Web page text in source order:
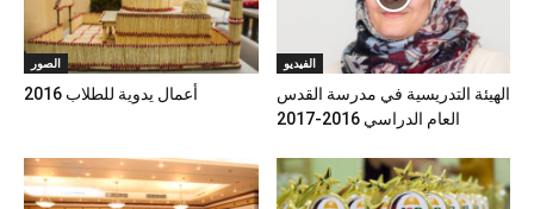
الصور
أعمال يدوية للطلاب 2016
الفيديو
الهيئة التدريسية في مدرسة القدس
العام الدراسي 2016-2017